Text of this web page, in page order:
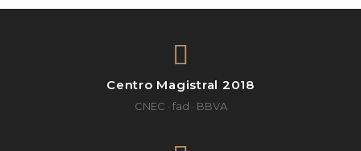
Centro Magistral 2018
CNEC · fad · BBVA